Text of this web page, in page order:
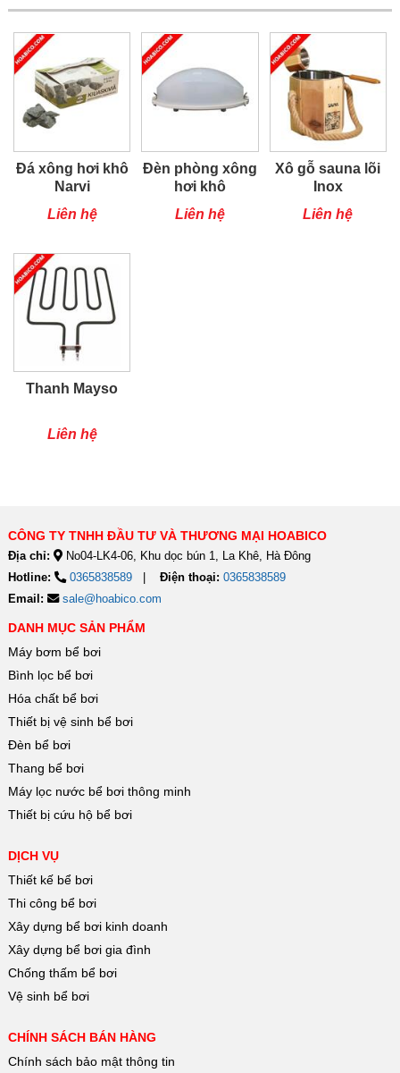
Đá xông hơi khô
Narvi
Liên hệ
Đèn phòng xông
hơi khô
Liên hệ
Xô gỗ sauna lõi
Inox
Liên hệ
Thanh Mayso
Liên hệ
CÔNG TY TNHH ĐẦU TƯ VÀ THƯƠNG MẠI HOABICO
Địa chỉ:
No04-LK4-06, Khu dọc bún 1, La Khê, Hà Đông
Hotline:
0365838589 Điện thoại: 0365838589
Email:
sale@hoabico.com
DANH MỤC SẢN PHẨM
Máy bơm bể bơi
Bình lọc bể bơi
Hóa chất bể bơi
Thiết bị vệ sinh bể bơi
Đèn bể bơi
Thang bể bơi
Máy lọc nước bể bơi thông minh
Thiết bị cứu hộ bể bơi
DỊCH VỤ
Thiết kế bể bơi
Thi công bể bơi
Xây dựng bể bơi kinh doanh
Xây dựng bể bơi gia đình
Chống thấm bể bơi
Vệ sinh bể bơi
CHÍNH SÁCH BÁN HÀNG
Chính sách bảo mật thông tin